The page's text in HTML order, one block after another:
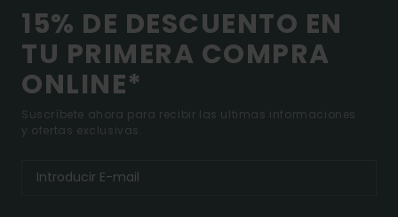
15% DE DESCUENTO EN
TU PRIMERA COMPRA
ONLINE*
Suscríbete ahora para recibir las ultimas informaciones
y ofertas exclusivas.